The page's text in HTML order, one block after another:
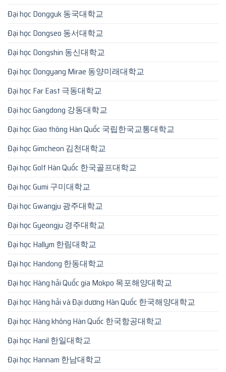
Đại học Dongguk 동국대학교
Đại học Dongseo 동서대학교
Đại học Dongshin 동신대학교
Đại học Dongyang Mirae 동양미래대학교
Đại học Far East 극동대학교
Đại học Gangdong 강동대학교
Đại học Giao thông Hàn Quốc 국립한국교통대학교
Đại học Gimcheon 김천대학교
Đại học Golf Hàn Quốc 한국골프대학교
Đại học Gumi 구미대학교
Đại học Gwangju 광주대학교
Đại học Gyeongju 경주대학교
Đại học Hallym 한림대학교
Đại học Handong 한동대학교
Đại học Hàng hải Quốc gia Mokpo 목포해양대학교
Đại học Hàng hải và Đại dương Hàn Quốc 한국해양대학교
Đại học Hàng không Hàn Quốc 한국항공대학교
Đại học Hanil 한일대학교
Đại học Hannam 한남대학교